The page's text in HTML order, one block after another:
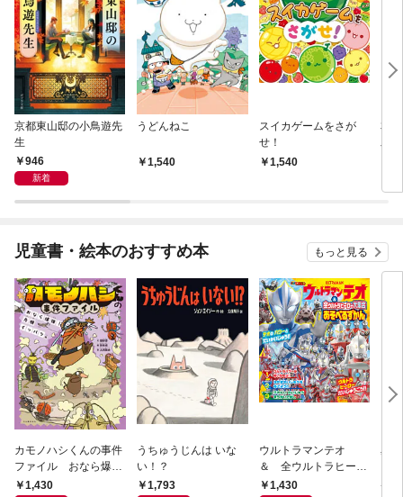
京都東山邸の小鳥遊先
生
946
新着
うどんねこ
1,540
スイカゲームをさが
せ！
1,540
本
工
児童書・絵本のおすすめ本 もっと見る
カモノハシくんの事件
ファイル おなら爆
弾！ 危機イッパツ編
1,430
うちゅうじんは いな
い！？
1,793
ウルトラマンテオ
＆ 全ウルトラヒーロ
ー大集合 あそべるず
1,430
星